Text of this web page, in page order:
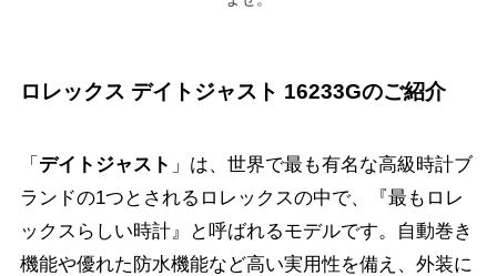
ロレックス デイトジャスト 16233Gのご紹介
「 デイトジャスト 」は、世界で最も有名な高級時計ブ
ランドの1つとされるロレックスの中で、『最もロレ
ックスらしい時計』と呼ばれるモデルです。自動巻き
機能や優れた防水機能など高い実用性を備え、外装に